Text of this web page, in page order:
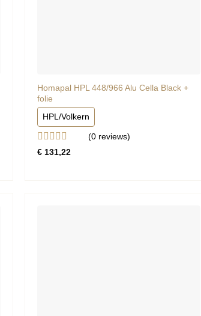
Homapal HPL 448/966 Alu Cella Black +
folie
HPL/Volkern
Gewaardeerd
(0 reviews)
€ 131,22